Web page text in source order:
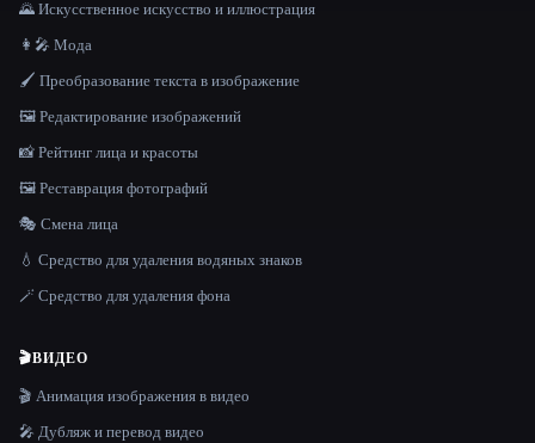
🌄 Искусственное искусство и иллюстрация
👩‍🎤 Мода
🖌️ Преобразование текста в изображение
🖼️ Редактирование изображений
📸 Рейтинг лица и красоты
🖼️ Реставрация фотографий
🎭 Смена лица
💧 Средство для удаления водяных знаков
🪄 Средство для удаления фона
🎬ВИДЕО
🎬 Анимация изображения в видео
🎤 Дубляж и перевод видео